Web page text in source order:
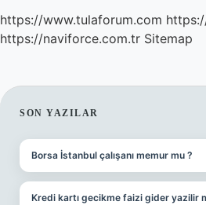
https://www.tulaforum.com
https://naviforce.com.tr Sitemap
SIDEBAR
SON YAZILAR
Borsa İstanbul çalışanı memur mu ?
Kredi kartı gecikme faizi gider yazilir